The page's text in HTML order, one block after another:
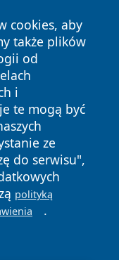
cookies, aby
także plików
od
i
te mogą być
ze
do serwisu",
polityką
.
prawa zastrzeżone.
Polityka
Cookies